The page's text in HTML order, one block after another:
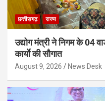
छत्तीसगढ़ राज्य
उद्योग मंत्री ने निगम के 04
कार्याे की सौगात
August 9, 2026 News Desk